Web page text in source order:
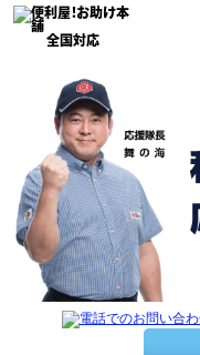
全国対応